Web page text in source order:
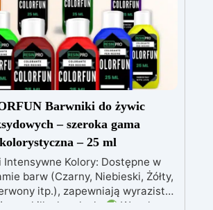
Barwniki do żywic
– szeroka gama
kolorystyczna – 25 ml
Intensywne Kolory: Dostępne w
barw (Czarny, Niebieski, Żółty,
itp.), zapewniają wyraziste
przy kilku kroplach.
Wysoka